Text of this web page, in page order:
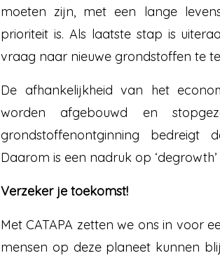
moeten zijn, met een lange
prioriteit is. Als laatste stap is
vraag naar nieuwe grondstoffen te
De afhankelijkheid van het
worden afgebouwd en
grondstoffenontginning bedreigt
Daarom is een nadruk op
Verzeker je toekomst!
Met CATAPA zetten we ons in voor
mensen op deze planeet kunnen